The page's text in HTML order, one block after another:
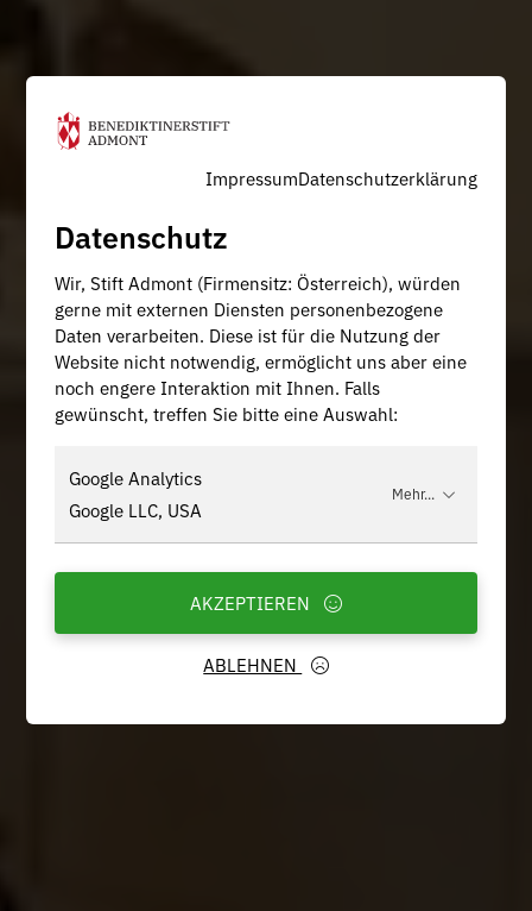
ImpressumDatenschutzerklärung
Datenschutz
Wir, Stift Admont (Firmensitz: Österreich), würden
gerne mit externen Diensten personenbezogene
Daten verarbeiten. Diese ist für die Nutzung der
Website nicht notwendig, ermöglicht uns aber eine
noch engere Interaktion mit Ihnen. Falls
gewünscht, treffen Sie bitte eine Auswahl:
Google Analytics
Google LLC, USA
Mehr...
ABLEHNEN
AKZEPTIEREN